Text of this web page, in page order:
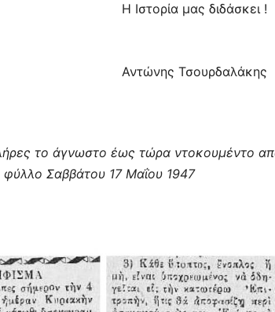
Η Ιστορία μας διδάσκει !
Αντώνης Τσουρδαλάκης
το άγνωστο έως τώρα ντοκουμέντο
φύλλο Σαββάτου 17 Μαΐου 1947